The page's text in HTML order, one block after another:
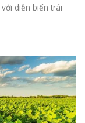
diễn biến trái